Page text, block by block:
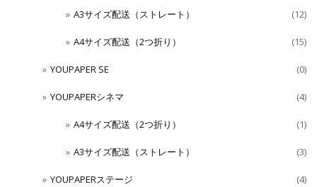
A3サイズ配送（ストレート） (12)
A4サイズ配送（2つ折り） (15)
YOUPAPER SE (0)
YOUPAPERシネマ (4)
A4サイズ配送（2つ折り） (1)
A3サイズ配送（ストレート） (3)
YOUPAPERステージ (4)